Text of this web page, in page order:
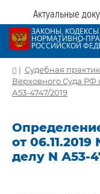
Актуальные
ЗАКОНЫ, КОДЕКСЫ
НОРМАТИВНО-
РОССИЙСКОЙ
| Судебная
Верховного Суда РФ
А53-4747/2019
от 06.11.2019
делу N А53-